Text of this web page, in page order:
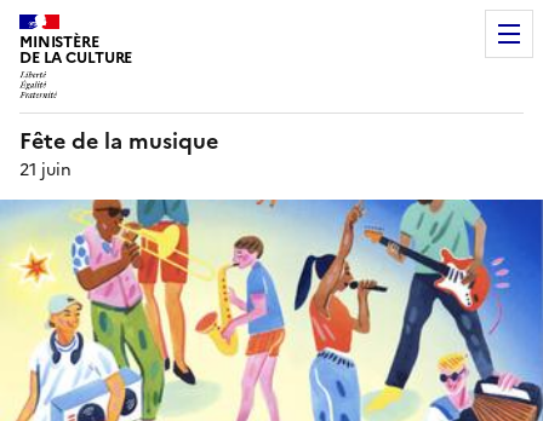
MINISTÈRE
DE LA CULTURE
Fête de la musique
21 juin